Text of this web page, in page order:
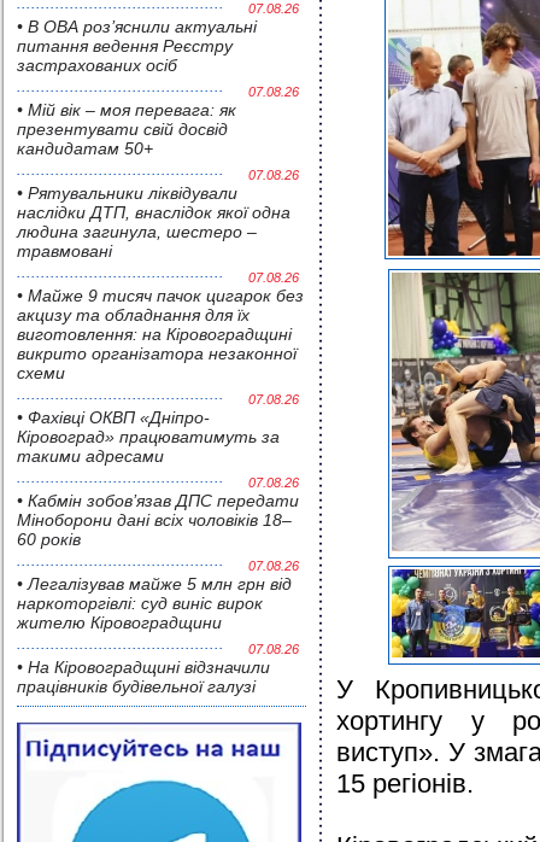
07.08.26
• В ОВА роз’яснили актуальні
питання ведення Реєстру
застрахованих осіб
07.08.26
• Мій вік – моя перевага: як
презентувати свій досвід
кандидатам 50+
07.08.26
• Pятувальники ліквідували
наслідки ДТП, внаслідок якої одна
людина загинула, шестеро –
травмовані
07.08.26
• Майже 9 тисяч пачок цигарок без
акцизу та обладнання для їх
виготовлення: на Кіровоградщині
викрито організатора незаконної
схеми
07.08.26
• Фахівці ОКВП «Дніпро-
Кіровоград» працюватимуть за
такими адресами
07.08.26
• Кабмін зобов’язав ДПС передати
Міноборони дані всіх чоловіків 18–
60 років
07.08.26
• Легалізував майже 5 млн грн від
наркоторгівлі: суд виніс вирок
жителю Кіровоградщини
07.08.26
• На Кіровоградщині відзначили
працівників будівельної галузі
У
хортингу у
виступ». У
15 регіонів.